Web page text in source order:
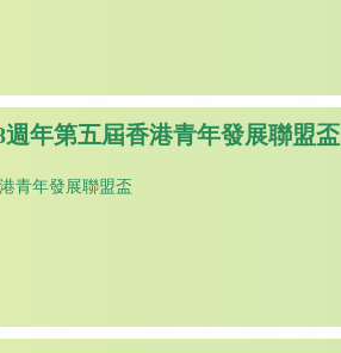
年第五屆香港青年發展聯盟盃
青年發展聯盟盃